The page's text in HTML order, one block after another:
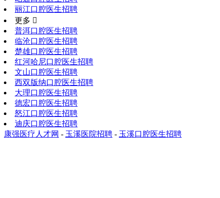
丽江口腔医生招聘
更多 
普洱口腔医生招聘
临沧口腔医生招聘
楚雄口腔医生招聘
红河哈尼口腔医生招聘
文山口腔医生招聘
西双版纳口腔医生招聘
大理口腔医生招聘
德宏口腔医生招聘
怒江口腔医生招聘
迪庆口腔医生招聘
康强医疗人才网 - 玉溪医院招聘 - 玉溪口腔医生招聘